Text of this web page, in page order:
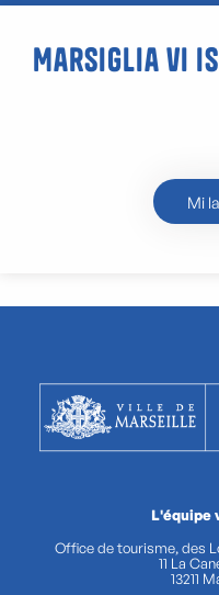
Marsiglia vi
Mi
L'équipe
Office de tourisme, des
11 La
13211